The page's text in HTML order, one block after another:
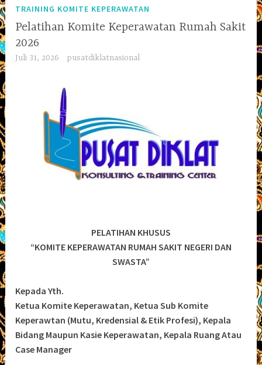
TRAINING KOMITE KEPERAWATAN
Pelatihan Komite Keperawatan Rumah Sakit
2026
Juli 31, 2026 pusatdiklatnasional
PELATIHAN KHUSUS
“KOMITE KEPERAWATAN RUMAH SAKIT NEGERI DAN
SWASTA”
Kepada Yth.
Ketua Komite Keperawatan, Ketua Sub Komite
Keperawtan (Mutu, Kredensial & Etik Profesi), Kepala
Bidang Maupun Kasie Keperawatan, Kepala Ruang Atau
Case Manager